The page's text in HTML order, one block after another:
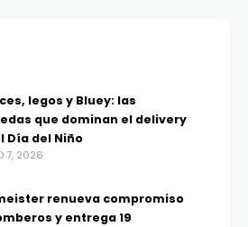
legos y Bluey: las
que dominan el delivery
Día del Niño
7, 2026
renueva compromiso
y entrega 19